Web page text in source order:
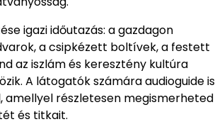
igazi időutazás: a gazdagon
a csipkézett boltívek, a festett
az iszlám és keresztény kultúra
A látogatók számára audioguide is
amellyel részletesen megismerheted
és titkait.